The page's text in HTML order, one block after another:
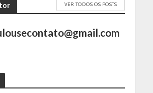
VER TODOS OS POSTS